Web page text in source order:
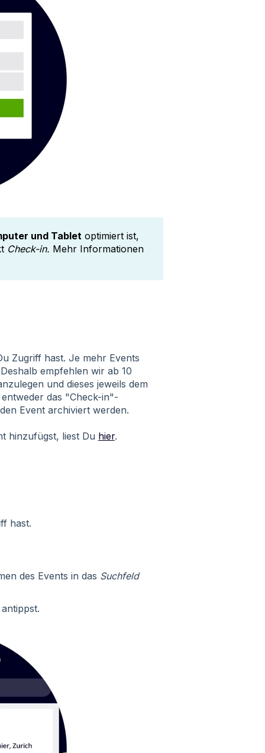
und Tabletoptimiert ist,
Check-in. Mehr Informationen
Zugriff hast. Je mehr Events
empfehlen wir ab 10
und dieses jeweils dem
das "Check-in"-
Event archiviert werden.
hinzufügst, liest Du hier.
hast.
des Events in das Suchfeld